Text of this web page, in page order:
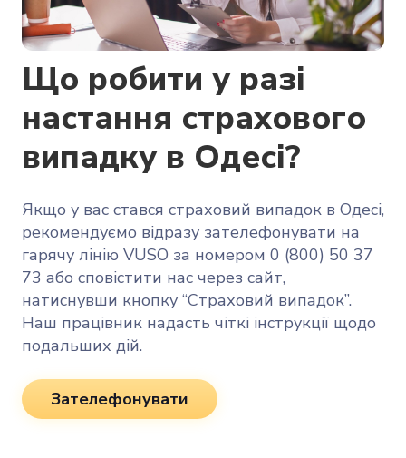
Що робити у разі
настання страхового
випадку в Одесі?
Якщо у вас стався страховий випадок в Одесі,
рекомендуємо відразу зателефонувати на
гарячу лінію VUSO за номером 0 (800) 50 37
73 або сповістити нас через сайт,
натиснувши кнопку “Страховий випадок”.
Наш працівник надасть чіткі інструкції щодо
подальших дій.
Зателефонувати